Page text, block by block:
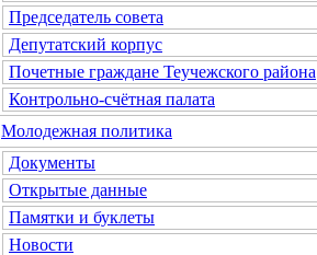
Председатель совета
Депутатский корпус
Почетные граждане Теучежского района
Контрольно-счётная палата
Молодежная политика
Документы
Открытые данные
Памятки и буклеты
Новости